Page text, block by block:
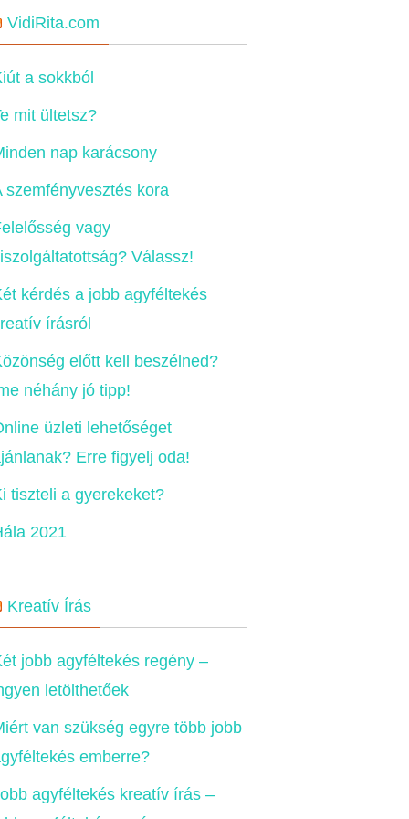
VidiRita.com
a sokkból
mit ültetsz?
nap karácsony
szemfényvesztés kora
vagy
Válassz!
kérdés a jobb agyféltekés
írásról
előtt kell beszélned?
néhány jó tipp!
üzleti lehetőséget
Erre figyelj oda!
tiszteli a gyerekeket?
2021
Kreatív Írás
jobb agyféltekés regény –
letölthetőek
van szükség egyre több jobb
emberre?
agyféltekés kreatív írás –